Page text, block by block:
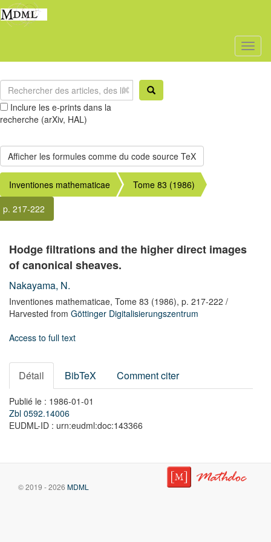
Inclure les e-prints dans la
recherche (arXiv, HAL)
Inventiones mathematicae
Tome 83 (1986)
p. 217-222
Hodge filtrations and the higher direct images
of canonical sheaves.
Nakayama, N.
Inventiones mathematicae, Tome 83 (1986), p. 217-222 /
Harvested from Göttinger Digitalisierungszentrum
Access to full text
Détail BibTeX Comment citer
Publié le : 1986-01-01
Zbl 0592.14006
EUDML-ID : urn:eudml:doc:143366
© 2019 - 2026 MDML